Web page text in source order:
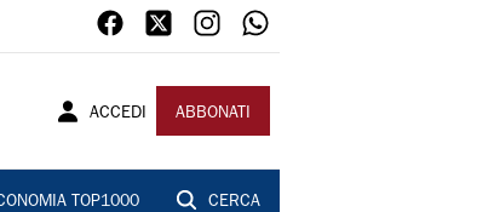
ACCEDI ABBONATI
TOP1000 CERCA